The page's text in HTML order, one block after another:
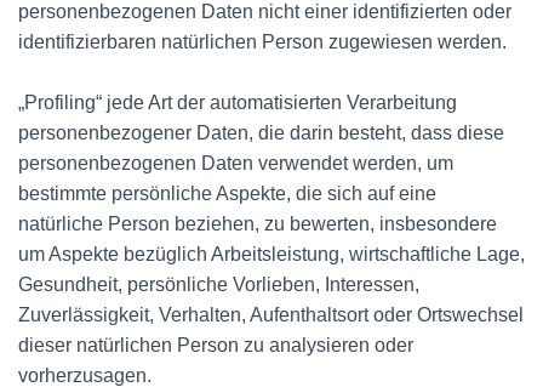
personenbezogenen Daten nicht einer identifizierten oder
identifizierbaren natürlichen Person zugewiesen werden.
„Profiling“ jede Art der automatisierten Verarbeitung
personenbezogener Daten, die darin besteht, dass diese
personenbezogenen Daten verwendet werden, um
bestimmte persönliche Aspekte, die sich auf eine
natürliche Person beziehen, zu bewerten, insbesondere
um Aspekte bezüglich Arbeitsleistung, wirtschaftliche Lage,
Gesundheit, persönliche Vorlieben, Interessen,
Zuverlässigkeit, Verhalten, Aufenthaltsort oder Ortswechsel
dieser natürlichen Person zu analysieren oder
vorherzusagen.